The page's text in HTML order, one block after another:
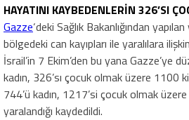
HAYATINI KAYBEDENLERİN 326’SI
Gazze‘deki Sağlık Bakanlığından
bölgedeki can kayıpları ile yaralılara
İsrail’in 7 Ekim’den bu yana Gazze’ye
kadın, 326’sı çocuk olmak üzere 1100
744’ü kadın, 1217’si çocuk olmak
yaralandığı kaydedildi.